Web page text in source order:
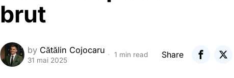
brut
by Cătălin Cojocaru
31 mai 2025
1 min read Share